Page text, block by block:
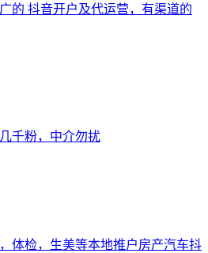
的 抖音开户及代运营，有渠道的
千粉，中介勿扰
体检，生美等本地推户房产汽车抖